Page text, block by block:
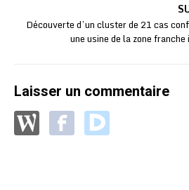
Découverte d’un cluster de 21 cas
une usine de la zone
Laisser un commentaire